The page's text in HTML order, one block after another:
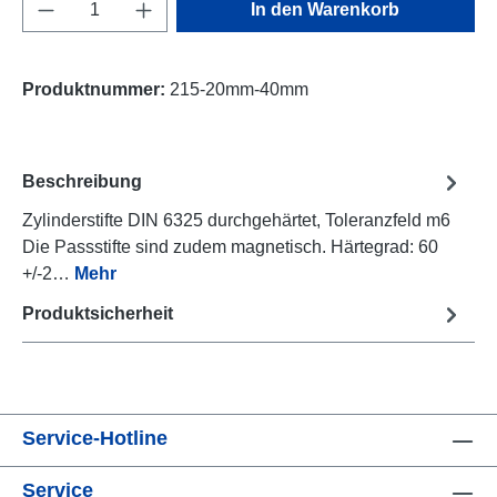
In den Warenkorb
Produktnummer: 215-20mm-40mm
Beschreibung
Zylinderstifte DIN 6325 durchgehärtet, Toleranzfeld m6
Die Passstifte sind zudem magnetisch. Härtegrad: 60
+/-2… Mehr
Produktsicherheit
Service-Hotline
Service